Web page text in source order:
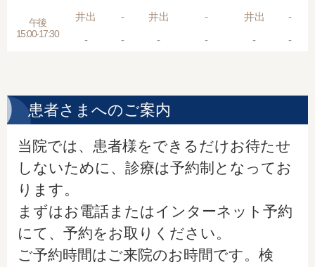
午後
15:00-17:30
井出 - 井出 - 井出
-
-
- - - - -
患者さまへのご案内
当院では、患者様をできるだけお待たせ
しないために、診療は予約制となってお
ります。
まずはお電話またはインターネット予約
にて、予約をお取りください。
ご予約時間はご来院のお時間です。検